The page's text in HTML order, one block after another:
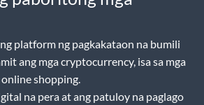
platform ng pagkakataon na bumili
ang mga cryptocurrency, isa sa mga
shopping.
na pera at ang patuloy na paglago